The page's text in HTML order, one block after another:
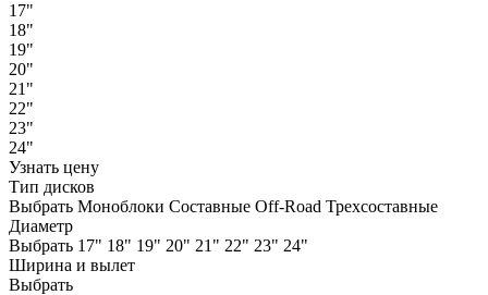
17"
18"
19"
20"
21"
22"
23"
24"
Узнать цену
Тип дисков
Выбрать Моноблоки Составные Off-Road Трехсоставные
Диаметр
Выбрать 17" 18" 19" 20" 21" 22" 23" 24"
Ширина и вылет
Выбрать